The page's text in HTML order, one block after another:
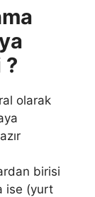
?
olarak
birisi
ise (yurt